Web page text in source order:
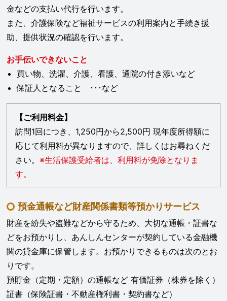
金などの支払い代行を行います。
また、介護保険など福祉サービスの利用案内と手続き援
助、提供状況の確認を行います。
お手伝いできないこと
買い物、洗濯、介護、看護、通院の付き添いなど
保証人となること ･･･など
【ご利用料金】
訪問1回につき、1,250円から2,500円 現年度所得額に
応じて利用料が異なりますので、詳しくはお尋ねくだ
さい。 ※生活保護受給者は、利用料が免除となりま
す。
預金通帳など財産関係書類等預かりサービス
財産を紛失や盗難などから守るため、大切な通帳・証書な
どをお預かりし、あんしんセンターが契約している金融機
関の貸金庫に保管します。お預かりできるものは次のとお
りです。
預貯金（定期・定額）の通帳など 有価証券（株券を除く）
証書（保険証書・不動産権利書・契約書など）